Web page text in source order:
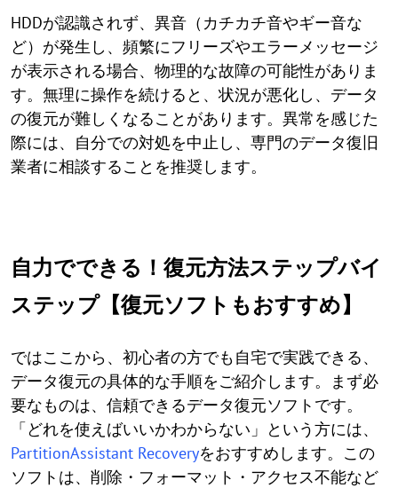
HDDが認識されず、異音（カチカチ音やギー音な
ど）が発生し、頻繁にフリーズやエラーメッセージ
が表示される場合、物理的な故障の可能性がありま
す。無理に操作を続けると、状況が悪化し、データ
の復元が難しくなることがあります。異常を感じた
際には、自分での対処を中止し、専門のデータ復旧
業者に相談することを推奨します。
自力でできる！復元方法ステップバイ
ステップ【復元ソフトもおすすめ】
ではここから、初心者の方でも自宅で実践できる、
データ復元の具体的な手順をご紹介します。まず必
要なものは、信頼できるデータ復元ソフトです。
「どれを使えばいいかわからない」という方には、
PartitionAssistant Recoveryをおすすめします。この
ソフトは、削除・フォーマット・アクセス不能など